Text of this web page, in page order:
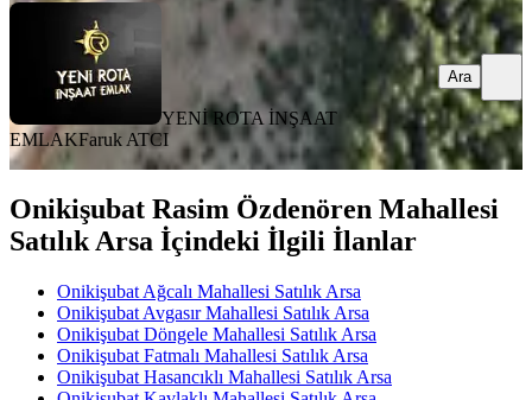
YENİ ROTA İNŞAAT
EMLAKFaruk ATCI
Ara
Onikişubat Rasim Özdenören Mahallesi
Satılık Arsa İçindeki İlgili İlanlar
Onikişubat Ağcalı Mahallesi Satılık Arsa
Onikişubat Avgasır Mahallesi Satılık Arsa
Onikişubat Döngele Mahallesi Satılık Arsa
Onikişubat Fatmalı Mahallesi Satılık Arsa
Onikişubat Hasancıklı Mahallesi Satılık Arsa